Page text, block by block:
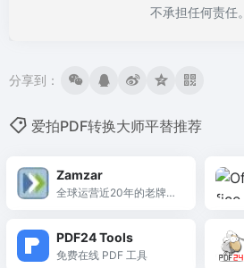
不承担任何责任。
分享到：
爱拍PDF转换大师平替推荐
Zamzar
全球运营近20年的老牌在
的邮件异步通知转换功
能。
PDF24 Tools
免费在线 PDF 工具